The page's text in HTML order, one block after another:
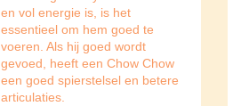
en vol energie is, is het
essentieel om hem goed te
voeren. Als hij goed wordt
gevoed, heeft een Chow Chow
een goed spierstelsel en betere
articulaties.